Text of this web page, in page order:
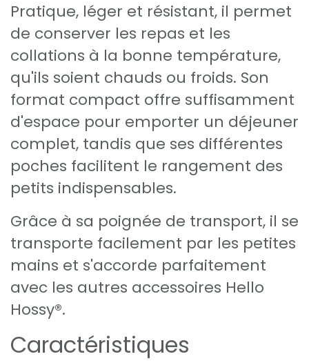
Pratique, léger et résistant, il permet
de conserver les repas et les
collations à la bonne température,
qu'ils soient chauds ou froids. Son
format compact offre suffisamment
d'espace pour emporter un déjeuner
complet, tandis que ses différentes
poches facilitent le rangement des
petits indispensables.
Grâce à sa poignée de transport, il se
transporte facilement par les petites
mains et s'accorde parfaitement
avec les autres accessoires Hello
Hossy®.
Caractéristiques